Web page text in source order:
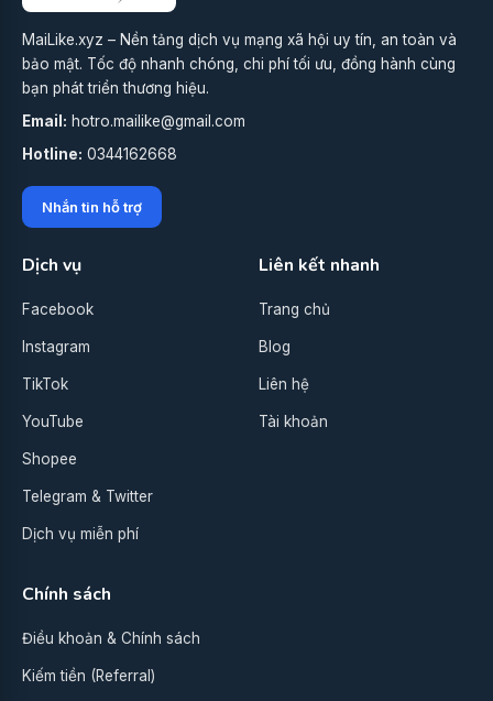
MaiLike.xyz – Nền tảng dịch vụ mạng xã hội uy tín, an toàn và
bảo mật. Tốc độ nhanh chóng, chi phí tối ưu, đồng hành cùng
bạn phát triển thương hiệu.
Email: hotro.mailike@gmail.com
Hotline: 0344162668
Nhắn tin hỗ trợ
Dịch vụ
Facebook
Instagram
TikTok
YouTube
Shopee
Telegram & Twitter
Dịch vụ miễn phí
Liên kết nhanh
Trang chủ
Blog
Liên hệ
Tài khoản
Chính sách
Điều khoản & Chính sách
Kiếm tiền (Referral)